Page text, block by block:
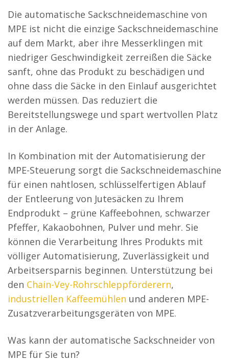
Die automatische Sackschneidemaschine von
MPE ist nicht die einzige Sackschneidemaschine
auf dem Markt, aber ihre Messerklingen mit
niedriger Geschwindigkeit zerreißen die Säcke
sanft, ohne das Produkt zu beschädigen und
ohne dass die Säcke in den Einlauf ausgerichtet
werden müssen. Das reduziert die
Bereitstellungswege und spart wertvollen Platz
in der Anlage.
In Kombination mit der Automatisierung der
MPE-Steuerung sorgt die Sackschneidemaschine
für einen nahtlosen, schlüsselfertigen Ablauf
der Entleerung von Jutesäcken zu Ihrem
Endprodukt – grüne Kaffeebohnen, schwarzer
Pfeffer, Kakaobohnen, Pulver und mehr. Sie
können die Verarbeitung Ihres Produkts mit
völliger Automatisierung, Zuverlässigkeit und
Arbeitsersparnis beginnen. Unterstützung bei
den Chain-Vey-Rohrschleppförderern,
industriellen Kaffeemühlen und anderen MPE-
Zusatzverarbeitungsgeräten von MPE.
Was kann der automatische Sackschneider von
MPE für Sie tun?